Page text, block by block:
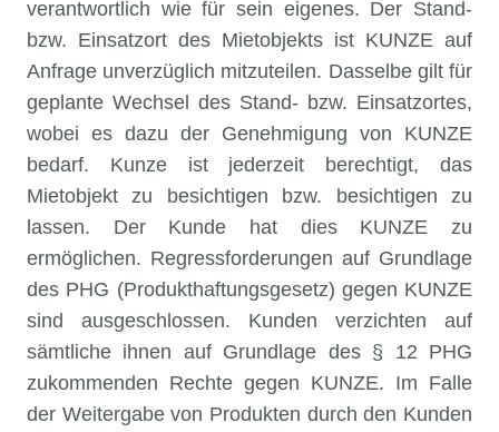
verantwortlich wie für sein eigenes. Der Stand-
bzw. Einsatzort des Mietobjekts ist KUNZE auf
Anfrage unverzüglich mitzuteilen. Dasselbe gilt für
geplante Wechsel des Stand- bzw. Einsatzortes,
wobei es dazu der Genehmigung von KUNZE
bedarf. Kunze ist jederzeit berechtigt, das
Mietobjekt zu besichtigen bzw. besichtigen zu
lassen. Der Kunde hat dies KUNZE zu
ermöglichen. Regressforderungen auf Grundlage
des PHG (Produkthaftungsgesetz) gegen KUNZE
sind ausgeschlossen. Kunden verzichten auf
sämtliche ihnen auf Grundlage des § 12 PHG
zukommenden Rechte gegen KUNZE. Im Falle
der Weitergabe von Produkten durch den Kunden